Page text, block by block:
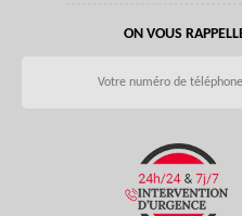
ON VOUS